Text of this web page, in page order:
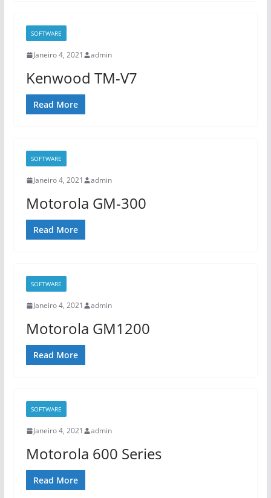
SOFTWARE
Janeiro 4, 2021 admin
Kenwood TM-V7
Read More
SOFTWARE
Janeiro 4, 2021 admin
Motorola GM-300
Read More
SOFTWARE
Janeiro 4, 2021 admin
Motorola GM1200
Read More
SOFTWARE
Janeiro 4, 2021 admin
Motorola 600 Series
Read More